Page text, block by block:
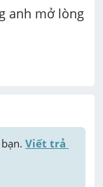
anh mở lòng
Viết trả